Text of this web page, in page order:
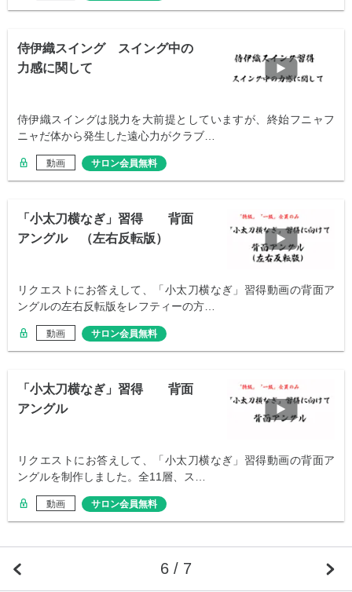
侍伊織スイング スイング中の
力感に関して
侍伊織スイングは脱力を大前提としていますが、終始フニャフ
ニャだ体から発生した遠心力がクラブ…
動画 サロン会員無料
「小太刀横なぎ」習得 背面
アングル （左右反転版）
リクエストにお答えして、「小太刀横なぎ」習得動画の背面ア
ングルの左右反転版をレフティーの方…
動画 サロン会員無料
「小太刀横なぎ」習得 背面
アングル
リクエストにお答えして、「小太刀横なぎ」習得動画の背面ア
ングルを制作しました。全11層、ス…
動画 サロン会員無料
6 / 7